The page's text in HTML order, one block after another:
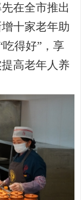
在全市推出
十家老年助
吃得好”，享
高老年人养